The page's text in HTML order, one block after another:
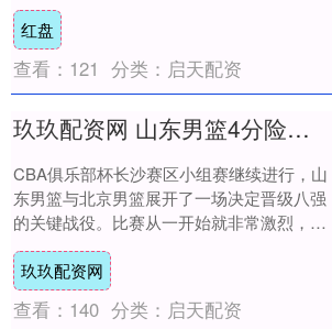
10分钟“咔咔”剁块+焯水，中期丢进锅....
红盘
查看： 121 分类： 启天配资
玖玖配资网 山东男篮4分险胜北京，高诗岩关键5分决胜负，杰曼空砍35+9！
CBA俱乐部杯长沙赛区小组赛继续进行，山
东男篮与北京男篮展开了一场决定晋级八强
的关键战役。比赛从一开始就非常激烈，双
方比分紧咬，直到最后时刻才最终分出胜
负。最终....
玖玖配资网
查看： 140 分类： 启天配资